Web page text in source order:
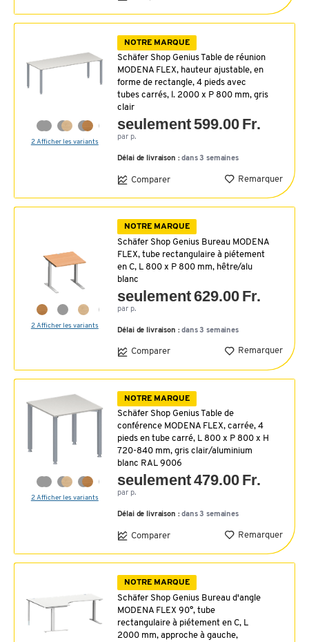
2 Afficher les variants
NOTRE MARQUE
Schäfer Shop Genius Table de réunion
MODENA FLEX, hauteur ajustable, en
forme de rectangle, 4 pieds avec
tubes carrés, l. 2000 x P 800 mm, gris
clair
seulement 599.00 Fr.
par p.
Délai de livraison :dans 3 semaines
Comparer Remarquer
2 Afficher les variants
NOTRE MARQUE
Schäfer Shop Genius Bureau MODENA
FLEX, tube rectangulaire à piétement
en C, L 800 x P 800 mm, hêtre/alu
blanc
seulement 629.00 Fr.
par p.
Délai de livraison :dans 3 semaines
Comparer Remarquer
2 Afficher les variants
NOTRE MARQUE
Schäfer Shop Genius Table de
conférence MODENA FLEX, carrée, 4
pieds en tube carré, L 800 x P 800 x H
720-840 mm, gris clair/aluminium
blanc RAL 9006
seulement 479.00 Fr.
par p.
Délai de livraison :dans 3 semaines
Comparer Remarquer
NOTRE MARQUE
Schäfer Shop Genius Bureau d'angle
MODENA FLEX 90°, tube
rectangulaire à piétement en C, L
2000 mm, approche à gauche,